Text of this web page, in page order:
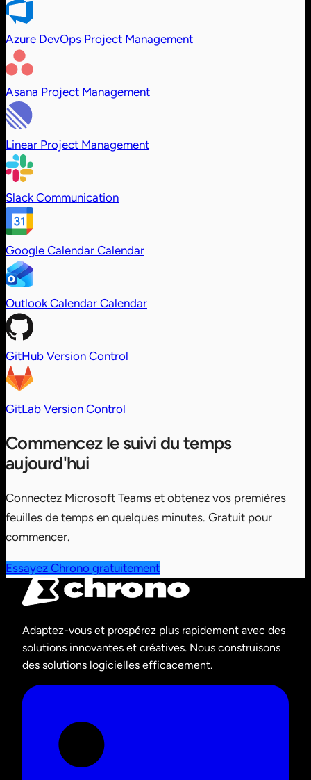
Azure DevOps Project Management
Asana Project Management
Linear Project Management
Slack Communication
Google Calendar Calendar
Outlook Calendar Calendar
GitHub Version Control
GitLab Version Control
Commencez le suivi du temps
aujourd'hui
Connectez Microsoft Teams et obtenez vos premières
feuilles de temps en quelques minutes. Gratuit pour
commencer.
Essayez Chrono gratuitement
Adaptez-vous et prospérez plus rapidement avec des
solutions innovantes et créatives. Nous construisons
des solutions logicielles efficacement.